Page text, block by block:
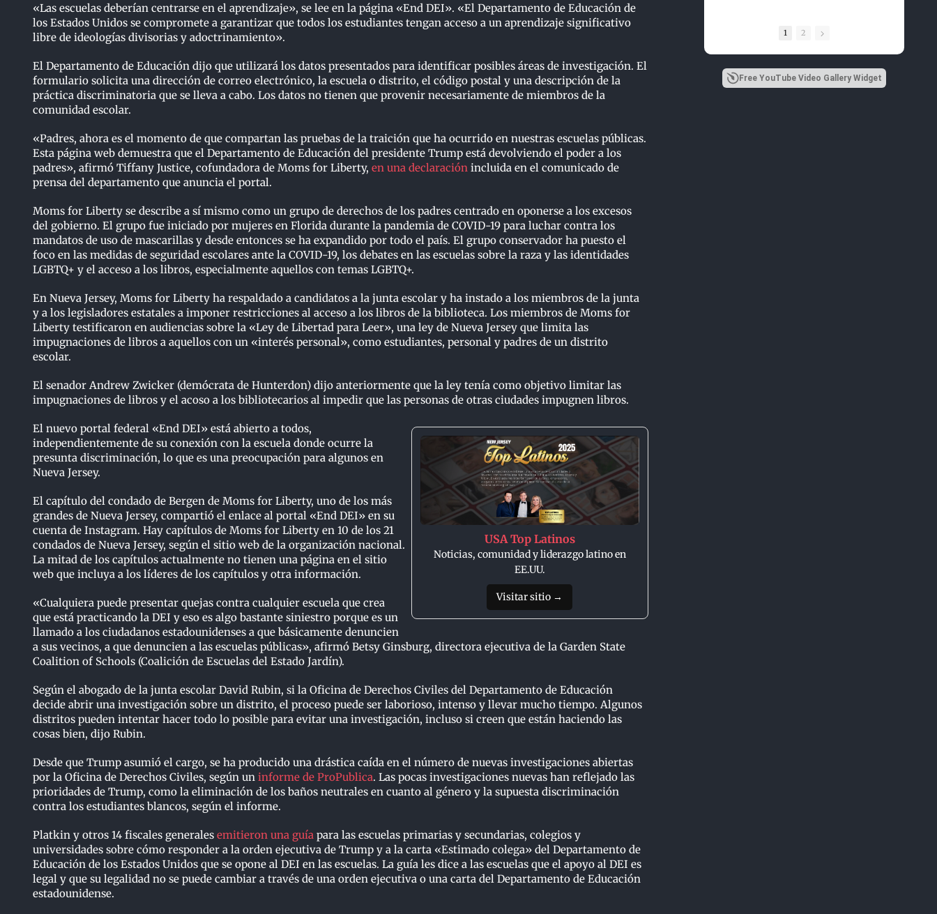
«Las escuelas deberían centrarse en el aprendizaje», se lee en la página «End DEI». «El Departamento de Educación de
los Estados Unidos se compromete a garantizar que todos los estudiantes tengan acceso a un aprendizaje significativo
libre de ideologías divisorias y adoctrinamiento».
El Departamento de Educación dijo que utilizará los datos presentados para identificar posibles áreas de investigación. El
formulario solicita una dirección de correo electrónico, la escuela o distrito, el código postal y una descripción de la
práctica discriminatoria que se lleva a cabo. Los datos no tienen que provenir necesariamente de miembros de la
comunidad escolar.
«Padres, ahora es el momento de que compartan las pruebas de la traición que ha ocurrido en nuestras escuelas públicas.
Esta página web demuestra que el Departamento de Educación del presidente Trump está devolviendo el poder a los
padres», afirmó Tiffany Justice, cofundadora de Moms for Liberty, en una declaración incluida en el comunicado de
prensa del departamento que anuncia el portal.
Moms for Liberty se describe a sí mismo como un grupo de derechos de los padres centrado en oponerse a los excesos
del gobierno. El grupo fue iniciado por mujeres en Florida durante la pandemia de COVID-19 para luchar contra los
mandatos de uso de mascarillas y desde entonces se ha expandido por todo el país. El grupo conservador ha puesto el
foco en las medidas de seguridad escolares ante la COVID-19, los debates en las escuelas sobre la raza y las identidades
LGBTQ+ y el acceso a los libros, especialmente aquellos con temas LGBTQ+.
En Nueva Jersey, Moms for Liberty ha respaldado a candidatos a la junta escolar y ha instado a los miembros de la junta
y a los legisladores estatales a imponer restricciones al acceso a los libros de la biblioteca. Los miembros de Moms for
Liberty testificaron en audiencias sobre la «Ley de Libertad para Leer», una ley de Nueva Jersey que limita las
impugnaciones de libros a aquellos con un «interés personal», como estudiantes, personal y padres de un distrito
escolar.
El senador Andrew Zwicker (demócrata de Hunterdon) dijo anteriormente que la ley tenía como objetivo limitar las
impugnaciones de libros y el acoso a los bibliotecarios al impedir que las personas de otras ciudades impugnen libros.
USA Top Latinos
Noticias, comunidad y liderazgo latino en
EE.UU.
Visitar sitio →
El nuevo portal federal «End DEI» está abierto a todos,
independientemente de su conexión con la escuela donde ocurre la
presunta discriminación, lo que es una preocupación para algunos en
Nueva Jersey.
El capítulo del condado de Bergen de Moms for Liberty, uno de los más
grandes de Nueva Jersey, compartió el enlace al portal «End DEI» en su
cuenta de Instagram. Hay capítulos de Moms for Liberty en 10 de los 21
condados de Nueva Jersey, según el sitio web de la organización nacional.
La mitad de los capítulos actualmente no tienen una página en el sitio
web que incluya a los líderes de los capítulos y otra información.
«Cualquiera puede presentar quejas contra cualquier escuela que crea
que está practicando la DEI y eso es algo bastante siniestro porque es un
llamado a los ciudadanos estadounidenses a que básicamente denuncien
a sus vecinos, a que denuncien a las escuelas públicas», afirmó Betsy Ginsburg, directora ejecutiva de la Garden State
Coalition of Schools (Coalición de Escuelas del Estado Jardín).
Según el abogado de la junta escolar David Rubin, si la Oficina de Derechos Civiles del Departamento de Educación
decide abrir una investigación sobre un distrito, el proceso puede ser laborioso, intenso y llevar mucho tiempo. Algunos
distritos pueden intentar hacer todo lo posible para evitar una investigación, incluso si creen que están haciendo las
cosas bien, dijo Rubin.
Desde que Trump asumió el cargo, se ha producido una drástica caída en el número de nuevas investigaciones abiertas
por la Oficina de Derechos Civiles, según un informe de ProPublica. Las pocas investigaciones nuevas han reflejado las
prioridades de Trump, como la eliminación de los baños neutrales en cuanto al género y la supuesta discriminación
contra los estudiantes blancos, según el informe.
Platkin y otros 14 fiscales generales emitieron una guía para las escuelas primarias y secundarias, colegios y
universidades sobre cómo responder a la orden ejecutiva de Trump y a la carta «Estimado colega» del Departamento de
Educación de los Estados Unidos que se opone al DEI en las escuelas. La guía les dice a las escuelas que el apoyo al DEI es
legal y que su legalidad no se puede cambiar a través de una orden ejecutiva o una carta del Departamento de Educación
estadounidense.
1 2
Free YouTube Video Gallery Widget